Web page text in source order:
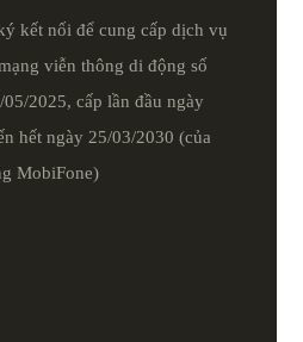
kết nối để cung cấp dịch vụ
viễn thông di động số
2025, cấp lần đầu ngày
hết ngày 25/03/2030 (của
MobiFone)